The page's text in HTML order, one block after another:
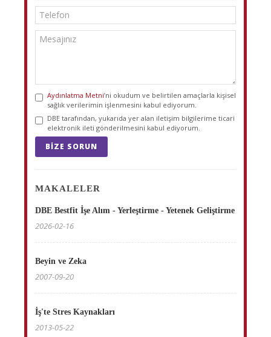
Aydınlatma Metni’ni okudum ve belirtilen amaçlarla kişisel
sağlık verilerimin işlenmesini kabul ediyorum.
DBE tarafından, yukarıda yer alan iletişim bilgilerime ticari
elektronik ileti gönderilmesini kabul ediyorum.
BIZE SORUN
MAKALELER
DBE Bestfit İşe Alım - Yerleştirme - Yetenek Geliştirme
2026-02-16
Beyin ve Zeka
2007-09-20
İş'te Stres Kaynakları
2013-05-22